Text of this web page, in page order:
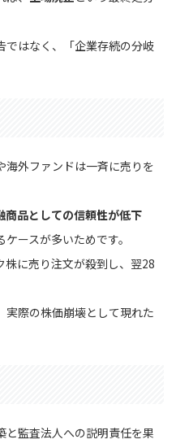
ではなく、「企業存続の分岐
外ファンドは一斉に売りを
商品としての信頼性が低下
ースが多いためです。
に売り注文が殺到し、翌28
実際の株価崩壊として現れた
と監査法人への説明責任を果